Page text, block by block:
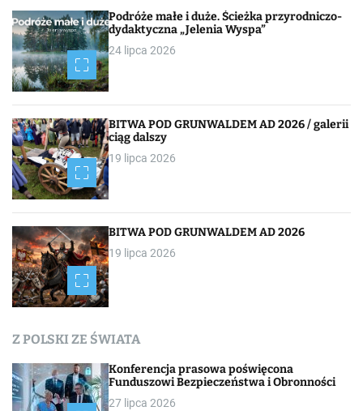
c
j
a
p
o
w
p
i
s
a
Podróże małe i duże. Ścieżka przyrodniczo-
dydaktyczna „Jelenia Wyspa”
24 lipca 2026
BITWA POD GRUNWALDEM AD 2026 / galerii
ciąg dalszy
19 lipca 2026
BITWA POD GRUNWALDEM AD 2026
19 lipca 2026
Z POLSKI ZE ŚWIATA
Konferencja prasowa poświęcona
Funduszowi Bezpieczeństwa i Obronności
27 lipca 2026